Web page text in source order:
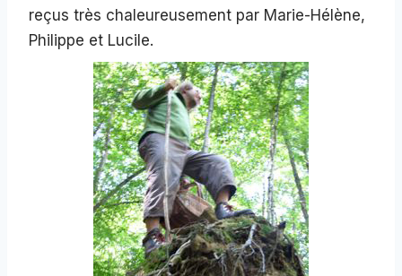
reçus très chaleureusement par Marie-Hélène,
Philippe et Lucile.